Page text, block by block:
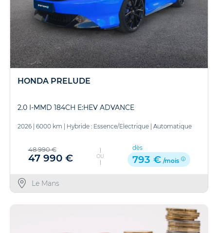
HONDA PRELUDE
2.0 I-MMD 184CH E:HEV ADVANCE
2026 | 6000 km | Hybride : Essence/Electrique | Automatique
48 990 €
47 990 € OU
dès
793 € /mois
Le Mans